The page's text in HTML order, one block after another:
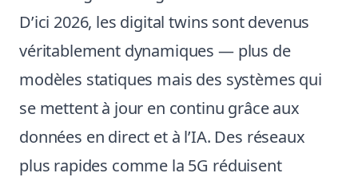
D’ici 2026, les digital twins sont devenus
véritablement dynamiques — plus de
modèles statiques mais des systèmes qui
se mettent à jour en continu grâce aux
données en direct et à l’IA. Des réseaux
plus rapides comme la 5G réduisent